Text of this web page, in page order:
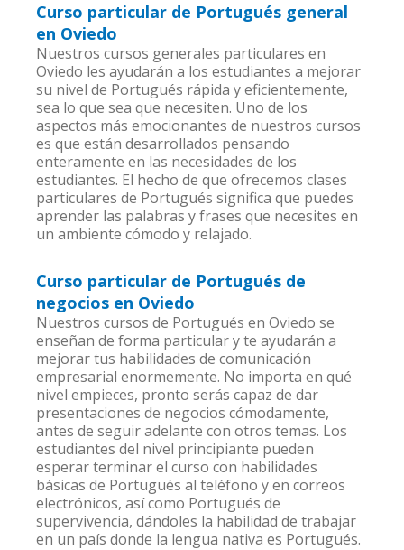
Curso particular de Portugués general
en Oviedo
Nuestros cursos generales particulares en
Oviedo les ayudarán a los estudiantes a mejorar
su nivel de Portugués rápida y eficientemente,
sea lo que sea que necesiten. Uno de los
aspectos más emocionantes de nuestros cursos
es que están desarrollados pensando
enteramente en las necesidades de los
estudiantes. El hecho de que ofrecemos clases
particulares de Portugués significa que puedes
aprender las palabras y frases que necesites en
un ambiente cómodo y relajado.
Curso particular de Portugués de
negocios en Oviedo
Nuestros cursos de Portugués en Oviedo se
enseñan de forma particular y te ayudarán a
mejorar tus habilidades de comunicación
empresarial enormemente. No importa en qué
nivel empieces, pronto serás capaz de dar
presentaciones de negocios cómodamente,
antes de seguir adelante con otros temas. Los
estudiantes del nivel principiante pueden
esperar terminar el curso con habilidades
básicas de Portugués al teléfono y en correos
electrónicos, así como Portugués de
supervivencia, dándoles la habilidad de trabajar
en un país donde la lengua nativa es Portugués.